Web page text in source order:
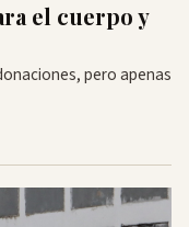
el cuerpo y
pero apenas